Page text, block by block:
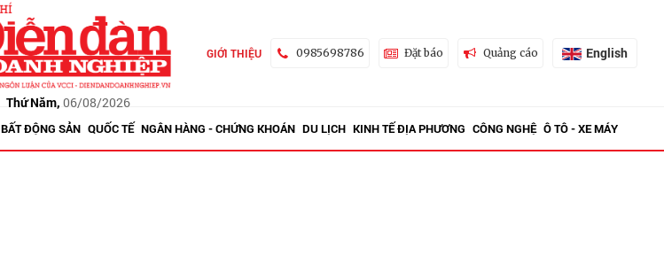
Thứ Năm, 06/08/2026
GIỚI THIỆU 0985698786 Đặt báo Quảng cáo English
BẤT ĐỘNG SẢN QUỐC TẾ NGÂN HÀNG - CHỨNG KHOÁN DU LỊCH KINH TẾ ĐỊA PHƯƠNG CÔNG NGHỆ Ô TÔ - XE MÁY